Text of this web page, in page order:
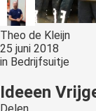
Theo de Kleijn
25 juni 2018
in Bedrijfsuitje
Ideeen